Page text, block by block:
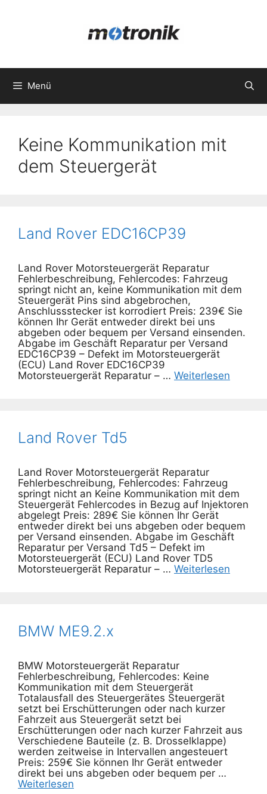
Menü
Keine Kommunikation mit
dem Steuergerät
Land Rover EDC16CP39
Land Rover Motorsteuergerät Reparatur
Fehlerbeschreibung, Fehlercodes: Fahrzeug
springt nicht an, keine Kommunikation mit dem
Steuergerät Pins sind abgebrochen,
Anschlussstecker ist korrodiert Preis: 239€ Sie
können Ihr Gerät entweder direkt bei uns
abgeben oder bequem per Versand einsenden.
Abgabe im Geschäft Reparatur per Versand
EDC16CP39 – Defekt im Motorsteuergerät
(ECU) Land Rover EDC16CP39
Motorsteuergerät Reparatur – … Weiterlesen
Land Rover Td5
Land Rover Motorsteuergerät Reparatur
Fehlerbeschreibung, Fehlercodes: Fahrzeug
springt nicht an Keine Kommunikation mit dem
Steuergerät Fehlercodes in Bezug auf Injektoren
abgelegt Preis: 289€ Sie können Ihr Gerät
entweder direkt bei uns abgeben oder bequem
per Versand einsenden. Abgabe im Geschäft
Reparatur per Versand Td5 – Defekt im
Motorsteuergerät (ECU) Land Rover TD5
Motorsteuergerät Reparatur – … Weiterlesen
BMW ME9.2.x
BMW Motorsteuergerät Reparatur
Fehlerbeschreibung, Fehlercodes: Keine
Kommunikation mit dem Steuergerät
Totalausfall des Steuergerätes Steuergerät
setzt bei Erschütterungen oder nach kurzer
Fahrzeit aus Steuergerät setzt bei
Erschütterungen oder nach kurzer Fahrzeit aus
Verschiedene Bauteile (z. B. Drosselklappe)
werden zeitweise in Intervallen angesteuert
Preis: 259€ Sie können Ihr Gerät entweder
direkt bei uns abgeben oder bequem per …
Weiterlesen